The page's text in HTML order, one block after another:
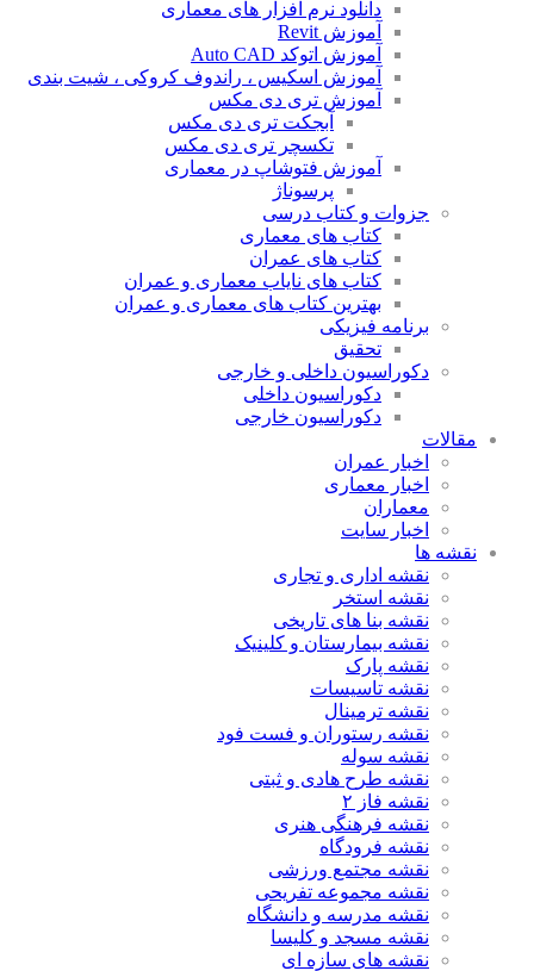
دانلود نرم افزار های معماری
آموزش Revit
آموزش اتوکد Auto CAD
آموزش اسکیس ، راندوف کروکی ، شیت بندی
آموزش تری دی مکس
آبجکت تری دی مکس
تکسچر تری دی مکس
آموزش فتوشاپ در معماری
پرسوناژ
جزوات و کتاب درسی
کتاب های معماری
کتاب های عمران
کتاب های نایاب معماری و عمران
بهترین کتاب های معماری و عمران
برنامه فیزیکی
تحقیق
دکوراسیون داخلی و خارجی
دکوراسیون داخلی
دکوراسیون خارجی
مقالات
اخبار عمران
اخبار معماری
معماران
اخبار سایت
نقشه ها
نقشه اداری و تجاری
نقشه استخر
نقشه بنا های تاریخی
نقشه بیمارستان و کلینیک
نقشه پارک
نقشه تاسیسات
نقشه ترمینال
نقشه رستوران و فست فود
نقشه سوله
نقشه طرح هادی و ثبتی
نقشه فاز ۲
نقشه فرهنگی هنری
نقشه فرودگاه
نقشه مجتمع ورزشی
نقشه مجموعه تفریحی
نقشه مدرسه و دانشگاه
نقشه مسجد و کلیسا
نقشه های سازه ای